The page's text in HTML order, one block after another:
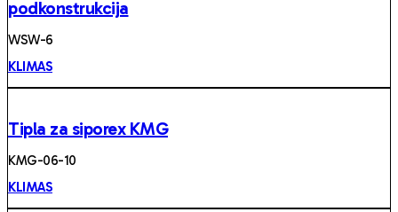
podkonstrukcija
WSW-6
KLIMAS
Tipla za siporex KMG
KMG-06-10
KLIMAS